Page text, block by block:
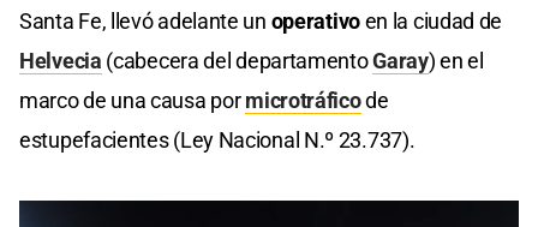
Santa Fe, llevó adelante un operativoen la ciudad de
Helvecia (cabecera del departamentoGaray) en el
marco de una causa pormicrotráficode
estupefacientes (Ley Nacional N.º 23.737).